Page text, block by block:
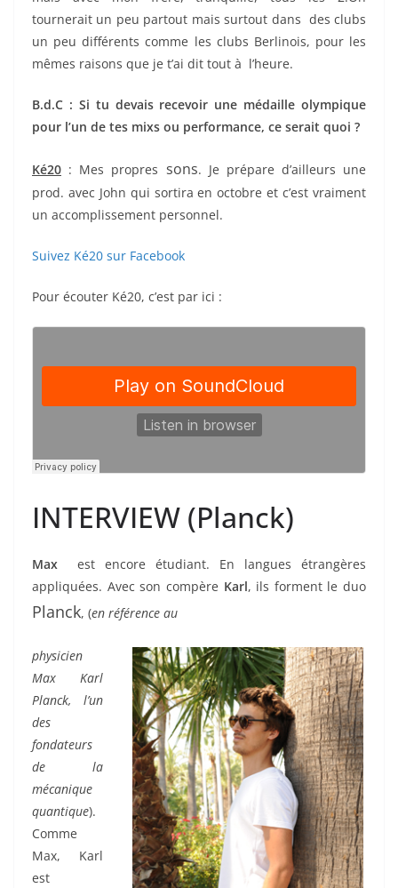
tournerait un peu partout mais surtout dans des clubs
un peu différents comme les clubs Berlinois, pour les
mêmes raisons que je t’ai dit tout à l’heure.
B.d.C : Si tu devais recevoir une médaille olympique
pour l’un de tes mixs ou performance, ce serait quoi ?
Ké20 : Mes propres sons. Je prépare d’ailleurs une
prod. avec John qui sortira en octobre et c’est vraiment
un accomplissement personnel.
Suivez Ké20 sur Facebook
Pour écouter Ké20, c’est par ici :
INTERVIEW (Planck)
Max est encore étudiant. En langues étrangères
appliquées. Avec son compère Karl, ils forment le duo
Planck, (en référence au
physicien
Max Karl
Planck, l’un
des
fondateurs
de la
mécanique
quantique).
Comme
Max, Karl
est